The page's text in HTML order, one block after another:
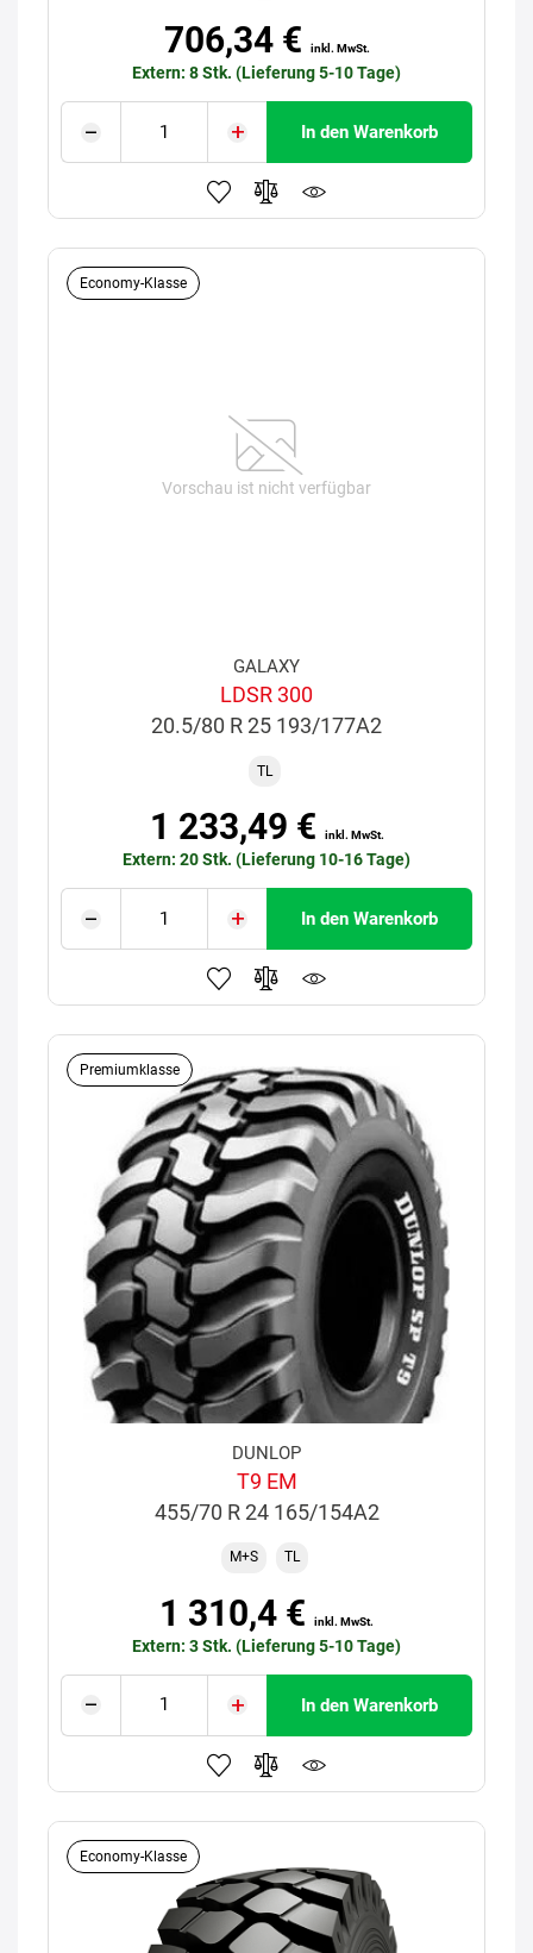
706,34 € inkl. MwSt.
Extern: 8 Stk. (Lieferung 5-10 Tage)
In den Warenkorb
Vorschau ist nicht verfügbar
Economy-Klasse
GALAXY
LDSR 300
20.5/80 R 25 193/177A2
TL
1 233,49 € inkl. MwSt.
Extern: 20 Stk. (Lieferung 10-16 Tage)
In den Warenkorb
Premiumklasse
DUNLOP
T9 EM
455/70 R 24 165/154A2
M+S TL
1 310,4 € inkl. MwSt.
Extern: 3 Stk. (Lieferung 5-10 Tage)
In den Warenkorb
Economy-Klasse